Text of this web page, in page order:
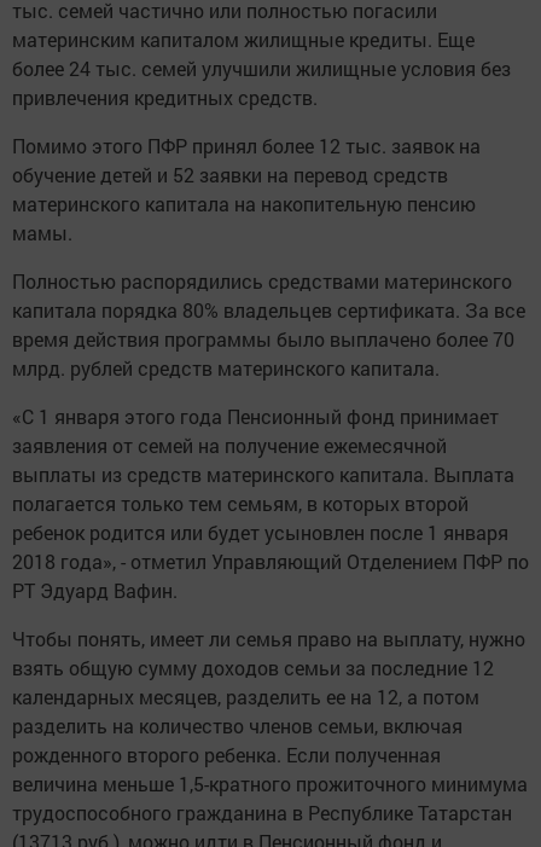
тыс. семей частично или полностью погасили
материнским капиталом жилищные кредиты. Еще
более 24 тыс. семей улучшили жилищные условия без
привлечения кредитных средств.
Помимо этого ПФР принял более 12 тыс. заявок на
обучение детей и 52 заявки на перевод средств
материнского капитала на накопительную пенсию
мамы.
Полностью распорядились средствами материнского
капитала порядка 80% владельцев сертификата. За все
время действия программы было выплачено более 70
млрд. рублей средств материнского капитала.
«С 1 января этого года Пенсионный фонд принимает
заявления от семей на получение ежемесячной
выплаты из средств материнского капитала. Выплата
полагается только тем семьям, в которых второй
ребенок родится или будет усыновлен после 1 января
2018 года», - отметил Управляющий Отделением ПФР по
РТ Эдуард Вафин.
Чтобы понять, имеет ли семья право на выплату, нужно
взять общую сумму доходов семьи за последние 12
календарных месяцев, разделить ее на 12, а потом
разделить на количество членов семьи, включая
рожденного второго ребенка. Если полученная
величина меньше 1,5-кратного прожиточного минимума
трудоспособного гражданина в Республике Татарстан
(13713 руб.), можно идти в Пенсионный фонд и